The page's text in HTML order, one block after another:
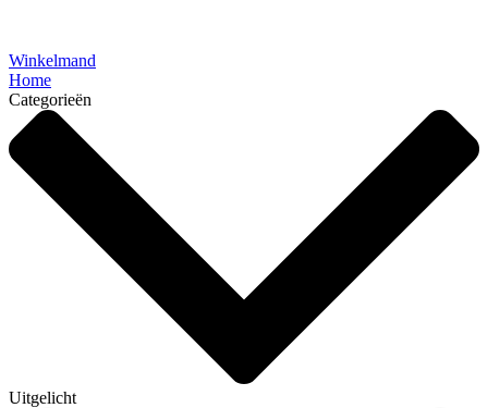
Winkelmand
Home
Categorieën
Uitgelicht